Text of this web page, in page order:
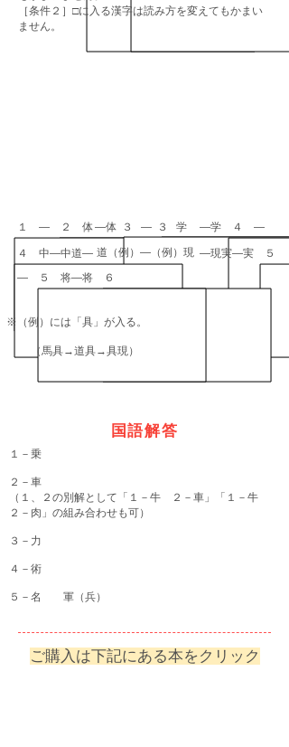
［条件２］□に入る漢字は読み方を変えてもかまい
ません。
１ ― ２ 体―体 ３ ― ３ 学
―学 ４ ―
道（例）―（例）現 ―現実―実 ５
４ 中―中道―
― ５ 将―将 ６
※（例）には「具」が入る。
（馬具→道具→具現）
国語解答
１－乗
２－車
（１、２の別解として「１－牛 ２－車」「１－牛
２－肉」の組み合わせも可）
３－力
４－術
５－名 軍（兵）
ご購入は下記にある本をクリック